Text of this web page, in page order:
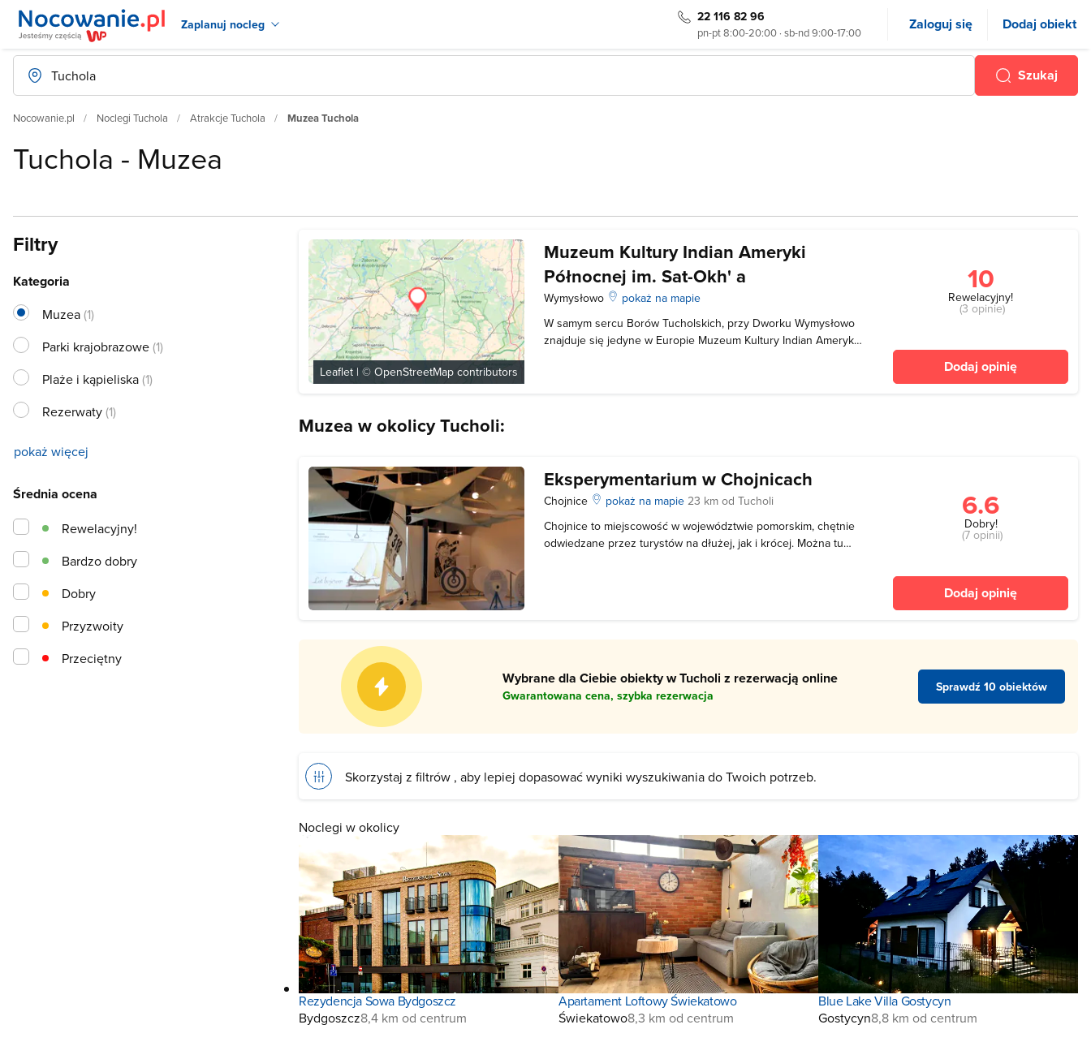
Zaplanuj nocleg 22 116 82 96
pn-pt 8:00-20:00 · sb-nd 9:00-17:00 Zaloguj się Dodaj obiekt
Szukaj
Nocowanie.pl Noclegi Tuchola Atrakcje Tuchola Muzea Tuchola
Tuchola - Muzea
Leaflet | ©OpenStreetMap contributors
Muzeum Kultury Indian Ameryki
Północnej im. Sat-Okh' a
Wymysłowo
pokaż na mapie
W samym sercu Borów Tucholskich, przy Dworku Wymysłowo
znajduje się jedyne w Europie Muzeum Kultury Indian Ameryki
10
Rewelacyjny!
(3 opinie)
Dodaj opinię
Muzea w okolicy Tucholi:
Eksperymentarium w Chojnicach
Chojnice pokaż na mapie23 km od Tucholi
Chojnice to miejscowość w województwie pomorskim, chętnie
odwiedzane przez turystów na dłużej, jak i krócej. Można tu
6.6
Dobry!
(7 opinii)
Dodaj opinię
Wybrane dla Ciebie obiekty w Tucholi z rezerwacją online
Gwarantowana cena, szybka rezerwacja
Sprawdź 10 obiektów
Skorzystaj z filtrów , aby lepiej dopasować wyniki wyszukiwania do Twoich potrzeb.
Noclegi w okolicy
Rezydencja Sowa Bydgoszcz
Bydgoszcz8,4 km od centrum
Apartament Loftowy Świekatowo
Świekatowo8,3 km od centrum
Blue Lake Villa Gostycyn
Gostycyn8,8 km od centrum
Filtry
Kategoria
Muzea(1)
Parki krajobrazowe(1)
Plaże i kąpieliska(1)
Rezerwaty(1)
pokaż więcej
Średnia ocena
Przeciętny
Przyzwoity
Dobry
Bardzo dobry
Rewelacyjny!